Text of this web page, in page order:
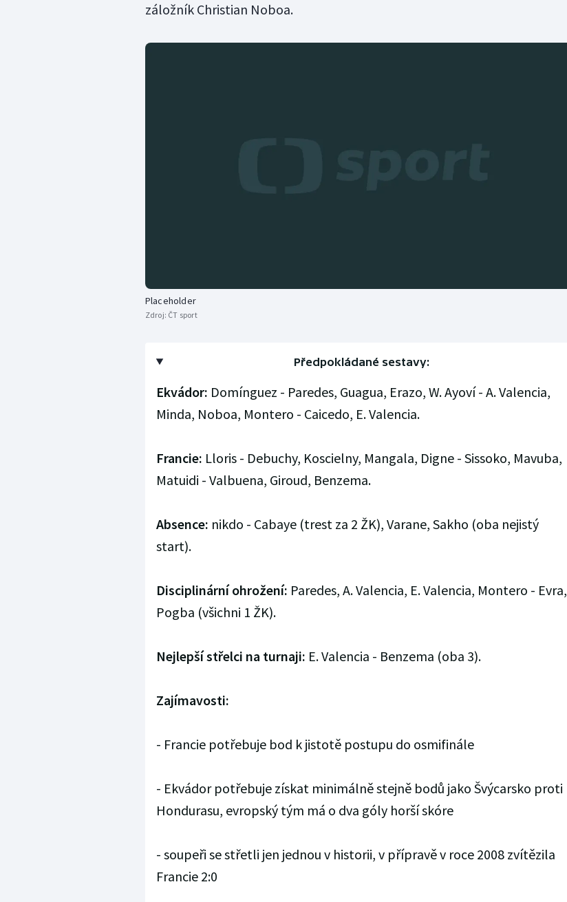
záložník Christian Noboa.
Placeholder
Zdroj: ČT sport
Předpokládané sestavy:
Ekvádor: Domínguez - Paredes, Guagua, Erazo, W. Ayoví - A. Valencia,
Minda, Noboa, Montero - Caicedo, E. Valencia.
Francie: Lloris - Debuchy, Koscielny, Mangala, Digne - Sissoko, Mavuba,
Matuidi - Valbuena, Giroud, Benzema.
Absence: nikdo - Cabaye (trest za 2 ŽK), Varane, Sakho (oba nejistý
start).
Disciplinární ohrožení: Paredes, A. Valencia, E. Valencia, Montero - Evra,
Pogba (všichni 1 ŽK).
Nejlepší střelci na turnaji: E. Valencia - Benzema (oba 3).
Zajímavosti:
- Francie potřebuje bod k jistotě postupu do osmifinále
- Ekvádor potřebuje získat minimálně stejně bodů jako Švýcarsko proti
Hondurasu, evropský tým má o dva góly horší skóre
- soupeři se střetli jen jednou v historii, v přípravě v roce 2008 zvítězila
Francie 2:0